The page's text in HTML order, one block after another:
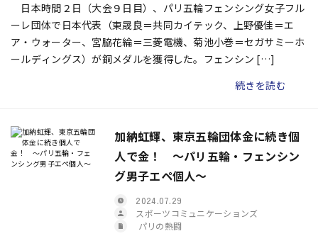
日本時間２日（大会９日目）、パリ五輪フェンシング女子フル
ーレ団体で日本代表（東晟良＝共同カイテック、上野優佳＝エ
ア・ウォーター、宮脇花綸＝三菱電機、菊池小巻＝セガサミーホ
ールディングス）が銅メダルを獲得した。フェンシン […]
続きを読む
加納虹輝、東京五輪団体金に続き個
人で金！ ～パリ五輪・フェンシン
グ男子エペ個人～
2024.07.29
スポーツコミュニケーションズ
パリの熱闘